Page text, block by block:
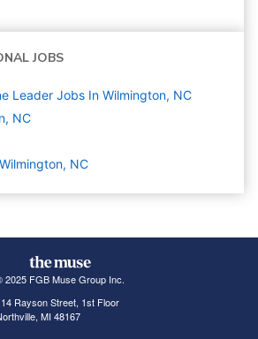
JOBS
Leader Jobs In Wilmington, NC
NC
NC
2025 FGB Muse Group Inc.
Rayson Street, 1st Floor
MI 48167